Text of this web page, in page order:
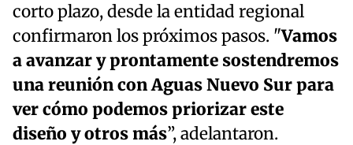
corto plazo, desde la entidad regional
confirmaron los próximos pasos. "Vamos
a avanzar y prontamente sostendremos
una reunión con Aguas Nuevo Sur para
ver cómo podemos priorizar este
diseño y otros más”, adelantaron.